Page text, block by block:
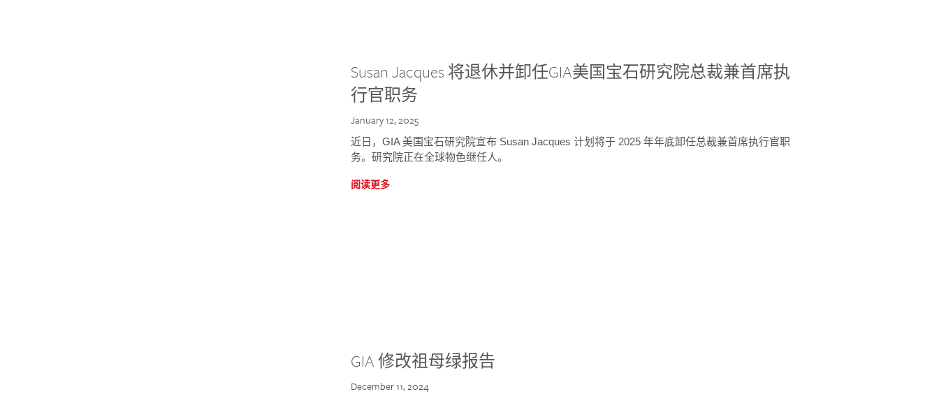
Susan Jacques 将退休并卸任GIA美国宝石研究院总裁兼首席执
行官职务
January 12, 2025
近日，GIA 美国宝石研究院宣布 Susan Jacques 计划将于 2025 年年底卸任总裁兼首席执行官职
务。研究院正在全球物色继任人。
阅读更多
GIA 修改祖母绿报告
December 11, 2024